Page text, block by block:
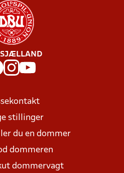
SJÆLLAND
stillinger
du en dommer
dommeren
dommervagt